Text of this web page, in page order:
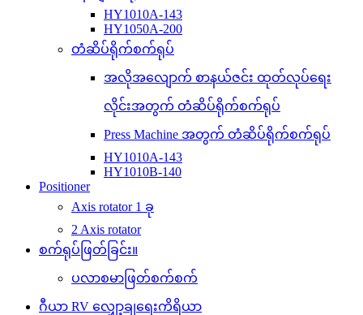
HY1010A-143
HY1050A-200
တံဆိပ်ရိုက်စက်ရုပ်
အလိုအလျောက် စာနယ်ဇင်း ထုတ်လုပ်ရေး
လိုင်းအတွက် တံဆိပ်ရိုက်စက်ရုပ်
Press Machine အတွက် တံဆိပ်ရိုက်စက်ရုပ်
HY1010A-143
HY1010B-140
Positioner
Axis rotator 1 ခု
2 Axis rotator
စက်ရုပ်ဖြတ်ခြင်း။
ပလာစမာဖြတ်စက်စက်
ဂီယာ RV လျှော့ချရေးကိရိယာ